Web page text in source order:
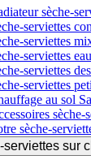
sèche-
serviettes
serviettes
serviettes
serviettes
serviettes
au sol
sèche-
sèche-
serviettes sur